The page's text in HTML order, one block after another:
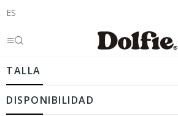
ES
TALLA
DISPONIBILIDAD